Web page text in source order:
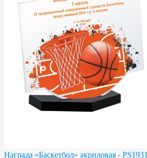
Награда «Баскетбол» акриловая - PS1931